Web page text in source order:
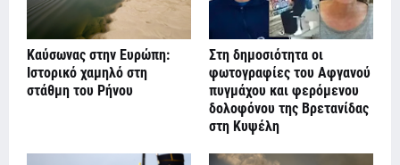
Καύσωνας στην Ευρώπη:
Ιστορικό χαμηλό στη
στάθμη του Ρήνου
Στη δημοσιότητα οι
φωτογραφίες του Αφγανού
πυγμάχου και φερόμενου
δολοφόνου της Βρετανίδας
στη Κυψέλη